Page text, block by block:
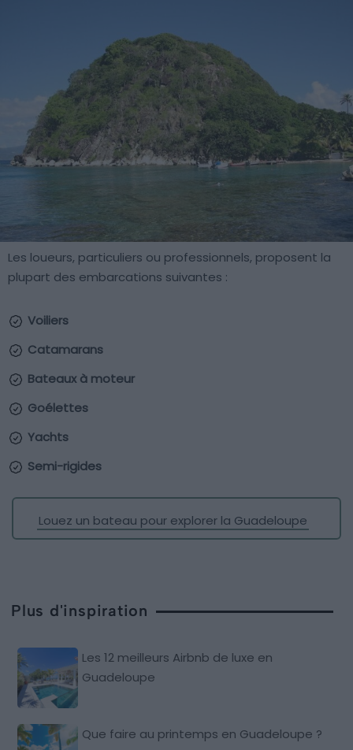
Les loueurs, particuliers ou professionnels, proposent la
plupart des embarcations suivantes :
Voiliers
Catamarans
Bateaux à moteur
Goélettes
Yachts
Semi-rigides
Louez un bateau pour explorer la Guadeloupe
Plus d'inspiration
Les 12 meilleurs Airbnb de luxe en
Guadeloupe
Que faire au printemps en Guadeloupe ?